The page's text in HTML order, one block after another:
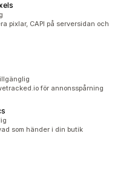
pixlar, CAPI på serversidan och
för annonsspårning
som händer i din butik